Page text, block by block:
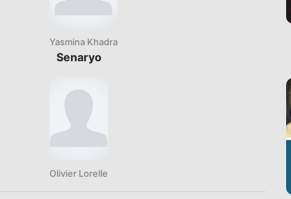
Yasmina Khadra
Senaryo
Olivier Lorelle